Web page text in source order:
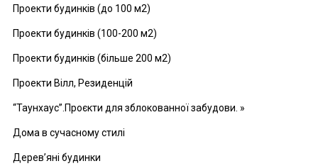
Проекти будинків (до 100 м2)
Проекти будинків (100-200 м2)
Проекти будинків (більше 200 м2)
Проекти Вілл, Резиденцій
“Таунхаус”.Проєкти для зблокованної забудови. »
Дома в сучасному стилі
Дерев’яні будинки